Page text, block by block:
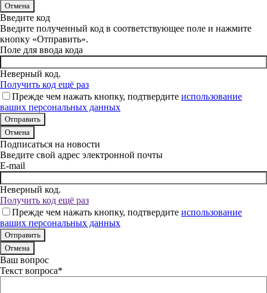
Отмена
Введите код
Введите полученный код в соответствующее поле и нажмите
кнопку «Отправить».
Поле для ввода кода
Неверный код.
Получить код ещё раз
Прежде чем нажать кнопку, подтвердите использование
ваших персональных данных
Отмена
Подписаться на новости
Введите свой адрес электронной почты
E-mail
Неверный код.
Получить код ещё раз
Прежде чем нажать кнопку, подтвердите использование
ваших персональных данных
Отмена
Ваш вопрос
Текст вопроса*